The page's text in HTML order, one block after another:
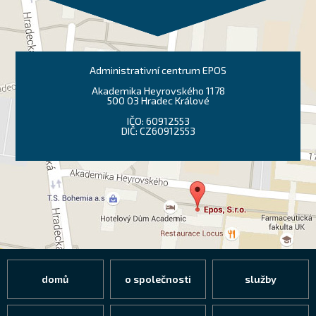
Administrativní centrum EPOS
Akademika Heyrovského 1178
500 03 Hradec Králové
IČO: 60912553
DIČ: CZ60912553
domů o společnosti služby